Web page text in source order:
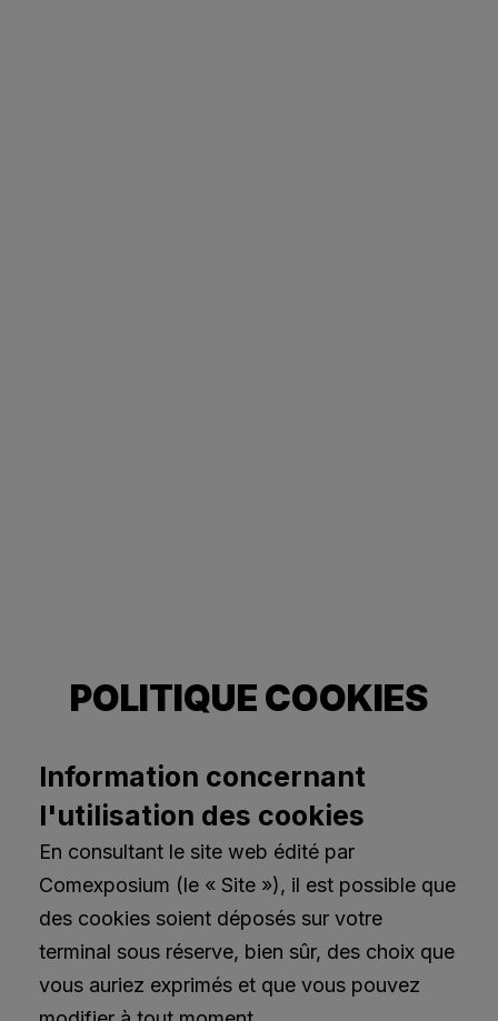
POLITIQUE COOKIES
Information concernant
l'utilisation des cookies
En consultant le site web édité par
Comexposium (le « Site »), il est possible que
des cookies soient déposés sur votre
terminal sous réserve, bien sûr, des choix que
vous auriez exprimés et que vous pouvez